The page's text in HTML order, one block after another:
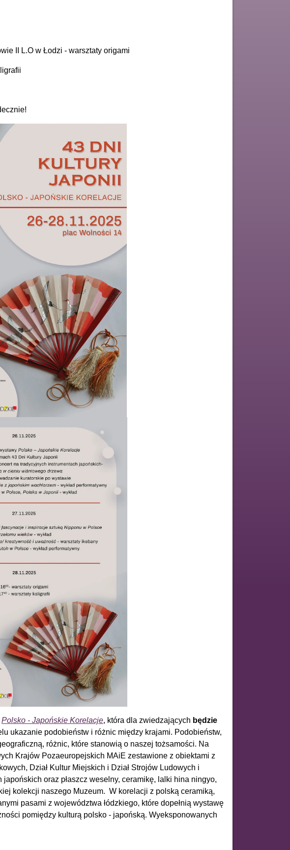
II L.O w Łodzi - warsztaty origami
Polsko - Japońskie Korelacje, która dla zwiedzających będzie
ukazanie podobieństw i różnic między krajami. Podobieństw,
różnic, które stanowią o naszej tożsamości. Na
Krajów Pozaeuropejskich MAiE zestawione z obiektami z
Dział Kultur Miejskich i Dział Strojów Ludowych i
oraz płaszcz weselny, ceramikę, lalki hina ningyo,
kolekcji naszego Muzeum. W korelacji z polską ceramiką,
pasami z województwa łódzkiego, które dopełnią wystawę
pomiędzy kulturą polsko - japońską. Wyeksponowanych